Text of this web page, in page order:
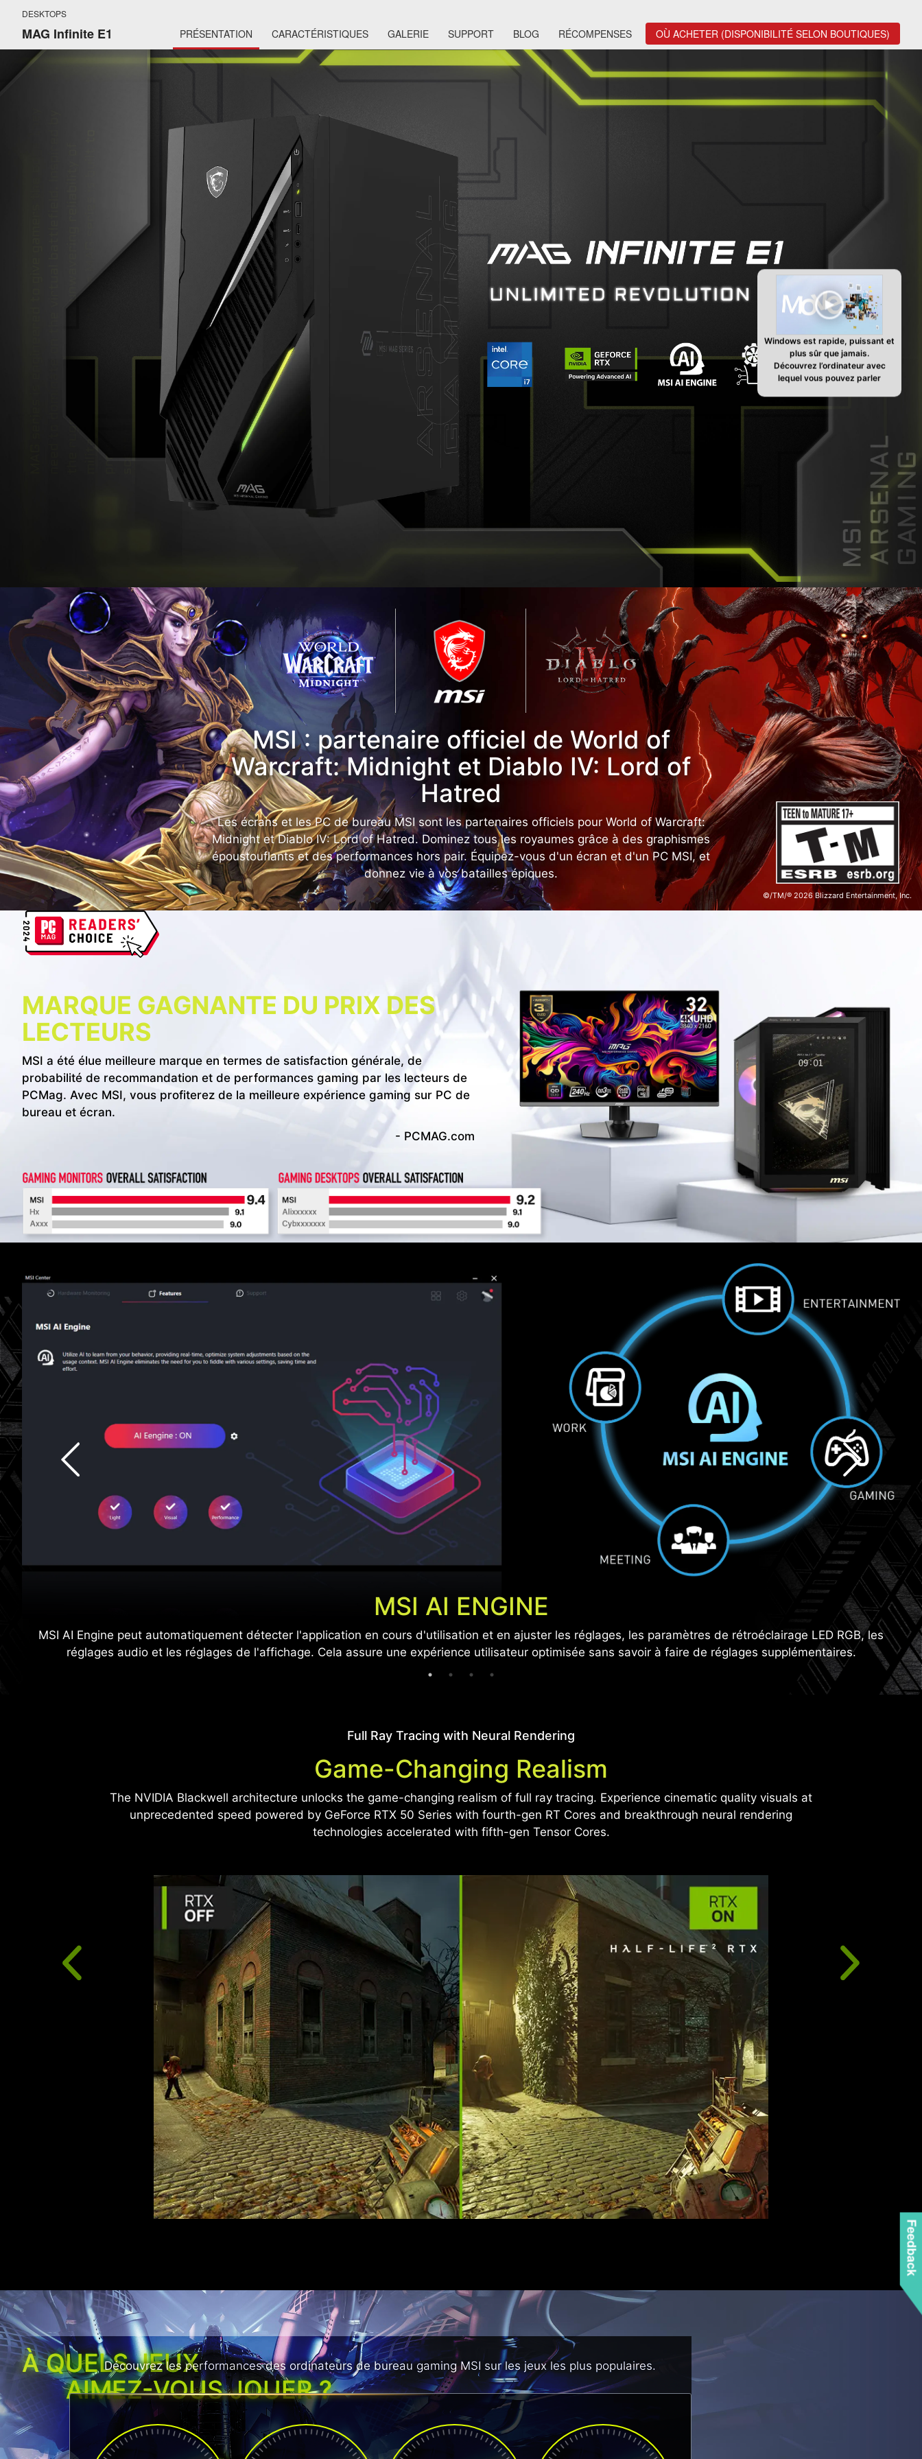
DESKTOPS
MAG Infinite E1 PRÉSENTATION CARACTÉRISTIQUES GALERIE SUPPORT BLOG RÉCOMPENSES OÙ ACHETER (DISPONIBILITÉ SELON BOUTIQUES)
Windows est rapide, puissant et
plus sûr que jamais.
Découvrez l’ordinateur avec
lequel vous pouvez parler
©/TM/® 2026 Blizzard Entertainment, Inc.
MSI : partenaire officiel de World of
Warcraft: Midnight et Diablo IV: Lord of
Hatred
Les écrans et les PC de bureau MSI sont les partenaires officiels pour World of Warcraft:
Midnight et Diablo IV: Lord of Hatred. Dominez tous les royaumes grâce à des graphismes
époustouflants et des performances hors pair. Équipez-vous d'un écran et d'un PC MSI, et
donnez vie à vos batailles épiques.
MARQUE GAGNANTE DU PRIX DES
LECTEURS
MSI a été élue meilleure marque en termes de satisfaction générale, de
probabilité de recommandation et de performances gaming par les lecteurs de
PCMag. Avec MSI, vous profiterez de la meilleure expérience gaming sur PC de
bureau et écran.
- PCMAG.com
MSI AI ENGINE
MSI AI Engine peut automatiquement détecter l'application en cours d'utilisation et en ajuster les réglages, les paramètres de rétroéclairage LED RGB, les
réglages audio et les réglages de l'affichage. Cela assure une expérience utilisateur optimisée sans savoir à faire de réglages supplémentaires.
Supreme Speed. Superior
Visuals. Powered by AI.
DLSS is a revolutionary suite of neural rendering technologies that uses
AI to boost FPS, reduce latency, and improve image quality. The latest
breakthrough, DLSS 4, brings new Multi Frame Generation and
enhanced Ray Reconstruction and Super Resolution, powered by
GeForce RTX™ 50 Series GPUs and fifth-generation Tensor Cores.
DLSS on GeForce RTX is the best way to play, backed by an NVIDIA AI
supercomputer in the cloud constantly improving your PC’s gaming
À QUELS JEUX
AIMEZ-VOUS JOUER ?
Découvrez les performances des ordinateurs de bureau gaming MSI sur les jeux les plus populaires.
FPS
50+
STARFIELD
FPS
80+
STAR WARS
JEDI: SURVIVOR
FPS
110+
CALL OF DUTY:
MODERN WARFARE II
70+
Feedback